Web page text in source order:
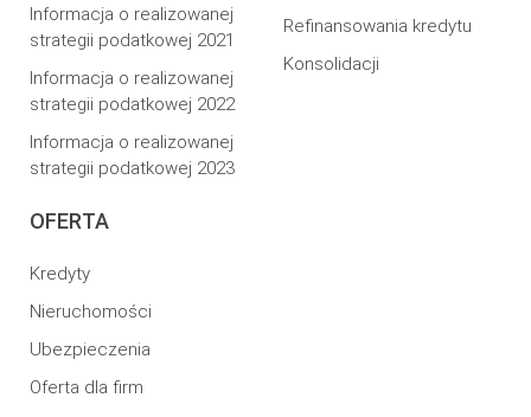
Informacja o realizowanej
strategii podatkowej 2021
Informacja o realizowanej
strategii podatkowej 2022
Informacja o realizowanej
strategii podatkowej 2023
OFERTA
Kredyty
Nieruchomości
Ubezpieczenia
Oferta dla firm
Refinansowania kredytu
Konsolidacji